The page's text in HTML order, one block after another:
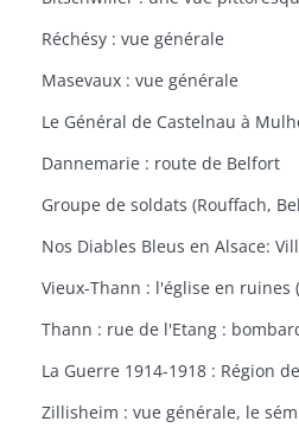
Réchésy : vue générale
Masevaux : vue générale
Le Général de Castelnau à
Dannemarie : route de Belfort
Groupe de soldats (Rouffach,
Nos Diables Bleus en Alsace:
Thann : rue de l'Etang :
La Guerre 1914-1918 : Région
Zillisheim : vue générale, le